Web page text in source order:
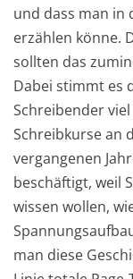
und dass man in
erzählen könne.
sollten das
Dabei stimmt es
Schreibender
Schreibkurse an
vergangenen
beschäftigt, weil
wissen wollen,
man diese